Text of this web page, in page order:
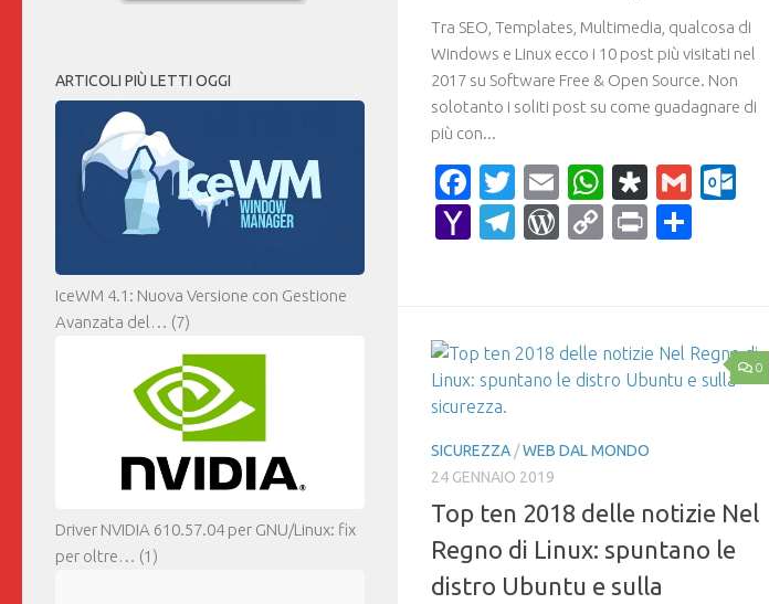
Tra SEO, Templates, Multimedia, qualcosa di
Windows e Linux ecco i 10 post più visitati nel
2017 su Software Free & Open Source. Non
solotanto i soliti post su come guadagnare di
più con...
Facebook
Twitter
EmailWhatsApp
Diaspora
Gmail
YahooTelegram
WordPress
CopyPrint
0
SICUREZZA /WEB DAL MONDO
24 GENNAIO 2019
Top ten 2018 delle notizie Nel
Regno di Linux: spuntano le
distro Ubuntu e sulla
ARTICOLI PIÙ LETTI OGGI
IceWM 4.1: Nuova Versione con Gestione
Avanzata del… (7)
Driver NVIDIA 610.57.04 per GNU/Linux: fix
per oltre… (1)